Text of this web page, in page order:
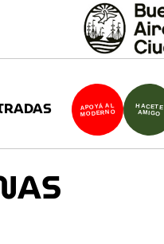
APOYÁ AL
MODERNO
HACETE
AMIGO